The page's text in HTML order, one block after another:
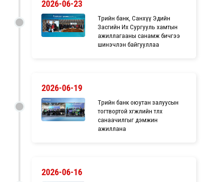
2026-06-23
Төрийн банк, Санхүү Эдийн
Засгийн Их Сургууль хамтын
ажиллагааны санамж бичгээ
шинэчлэн байгууллаа
2026-06-19
Төрийн банк оюутан залуусын
тогтвортой хөгжлийн төлөөх
санаачилгыг дэмжин
ажиллана
2026-06-16